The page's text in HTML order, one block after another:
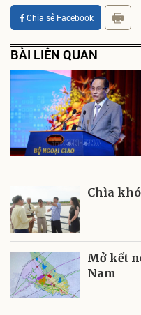
Chia sẻ Facebook
BÀI LIÊN QUAN
Chìa
Mở kết
Nam